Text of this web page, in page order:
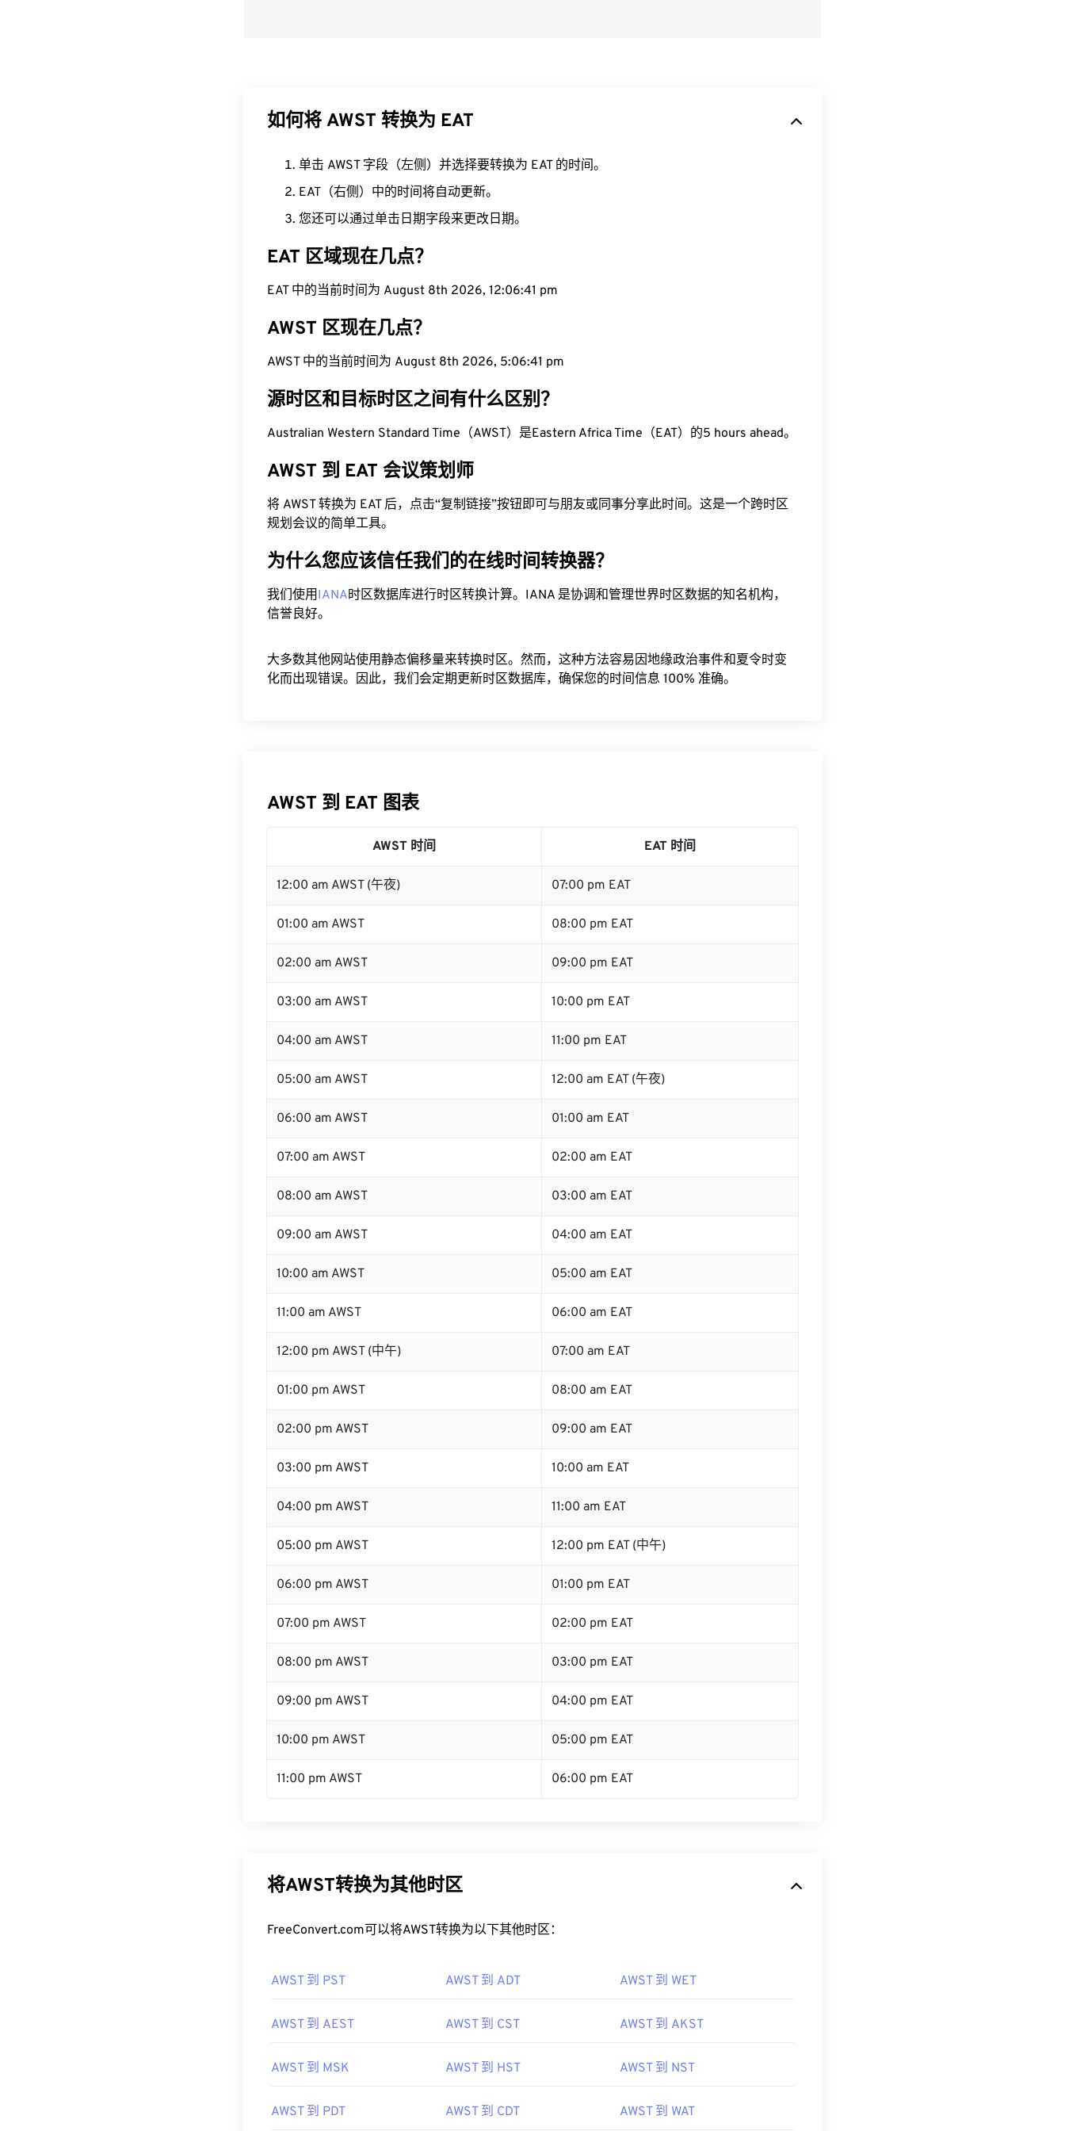
如何将 AWST 转换为 EAT
单击 AWST 字段（左侧）并选择要转换为 EAT 的时间。
EAT（右侧）中的时间将自动更新。
您还可以通过单击日期字段来更改日期。
EAT 区域现在几点？
EAT 中的当前时间为 August 8th 2026, 12:06:42 pm
AWST 区现在几点？
AWST 中的当前时间为 August 8th 2026, 5:06:42 pm
源时区和目标时区之间有什么区别？
Australian Western Standard Time（AWST）是Eastern Africa Time（EAT）的5 hours ahead。
AWST 到 EAT 会议策划师
将 AWST 转换为 EAT 后，点击“复制链接”按钮即可与朋友或同事分享此时间。这是一个跨时区
规划会议的简单工具。
为什么您应该信任我们的在线时间转换器？
我们使用IANA时区数据库进行时区转换计算。IANA 是协调和管理世界时区数据的知名机构，
信誉良好。
大多数其他网站使用静态偏移量来转换时区。然而，这种方法容易因地缘政治事件和夏令时变
化而出现错误。因此，我们会定期更新时区数据库，确保您的时间信息 100% 准确。
AWST 到 EAT 图表
AWST 时间 EAT 时间
12:00 am AWST (午夜) 07:00 pm EAT
01:00 am AWST 08:00 pm EAT
02:00 am AWST 09:00 pm EAT
03:00 am AWST 10:00 pm EAT
04:00 am AWST 11:00 pm EAT
05:00 am AWST 12:00 am EAT (午夜)
06:00 am AWST 01:00 am EAT
07:00 am AWST 02:00 am EAT
08:00 am AWST 03:00 am EAT
09:00 am AWST 04:00 am EAT
10:00 am AWST 05:00 am EAT
11:00 am AWST 06:00 am EAT
12:00 pm AWST (中午) 07:00 am EAT
01:00 pm AWST 08:00 am EAT
02:00 pm AWST 09:00 am EAT
03:00 pm AWST 10:00 am EAT
04:00 pm AWST 11:00 am EAT
05:00 pm AWST 12:00 pm EAT (中午)
06:00 pm AWST 01:00 pm EAT
07:00 pm AWST 02:00 pm EAT
08:00 pm AWST 03:00 pm EAT
09:00 pm AWST 04:00 pm EAT
10:00 pm AWST 05:00 pm EAT
11:00 pm AWST 06:00 pm EAT
将AWST转换为其他时区
FreeConvert.com可以将AWST转换为以下其他时区：
AWST 到 PST AWST 到 ADT AWST 到 WET
AWST 到 AEST AWST 到 CST AWST 到 AKST
AWST 到 MSK AWST 到 HST AWST 到 NST
AWST 到 PDT AWST 到 CDT AWST 到 WAT